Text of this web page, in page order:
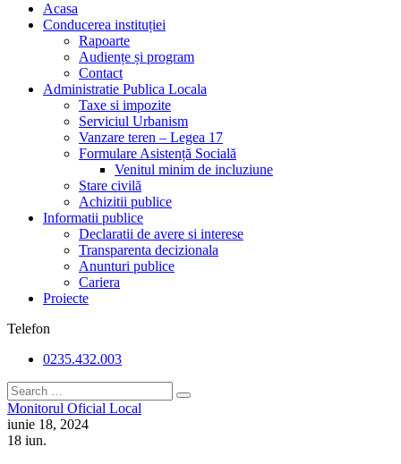
Acasa
Conducerea instituției
Rapoarte
Audiențe și program
Contact
Administratie Publica Locala
Taxe si impozite
Serviciul Urbanism
Vanzare teren – Legea 17
Formulare Asistență Socială
Venitul minim de incluziune
Stare civilă
Achizitii publice
Informatii publice
Declaratii de avere si interese
Transparenta decizionala
Anunturi publice
Cariera
Proiecte
Telefon
0235.432.003
Monitorul Oficial Local
iunie 18, 2024
18 iun.